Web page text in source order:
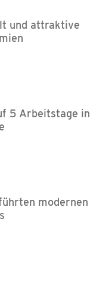
und attraktive
5 Arbeitstage in
modernen